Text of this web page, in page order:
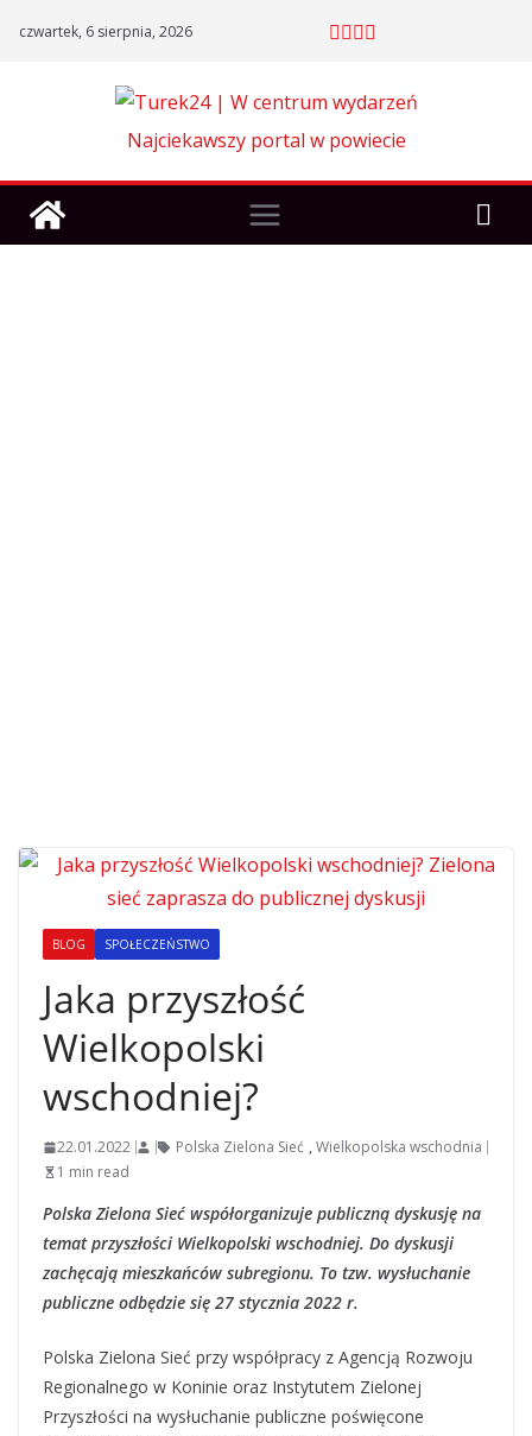
czwartek, 6 sierpnia, 2026
Najciekawszy portal w powiecie
BLOG SPOŁECZEŃSTWO
Jaka przyszłość
Wielkopolski
wschodniej?
22.01.2022 Polska Zielona Sieć , Wielkopolska wschodnia
1 min read
Polska Zielona Sieć współorganizuje publiczną dyskusję na
temat przyszłości Wielkopolski wschodniej. Do dyskusji
zachęcają mieszkańców subregionu. To tzw. wysłuchanie
publiczne odbędzie się 27 stycznia 2022 r.
Polska Zielona Sieć przy współpracy z Agencją Rozwoju
Regionalnego w Koninie oraz Instytutem Zielonej
Przyszłości na wysłuchanie publiczne poświęcone